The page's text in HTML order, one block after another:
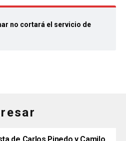
no cortará el servicio de
de Carlos Pinedo y Camilo